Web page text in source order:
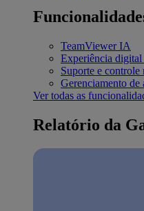
TeamViewer IA
Experiência
Suporte e controle
Gerenciamento de
Ver todas as
Relatório da